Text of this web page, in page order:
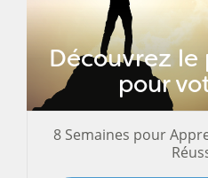
Découvrez le
pour
8 Semaines pour